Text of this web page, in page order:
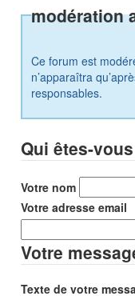
modération
Ce forum est
n’apparaîtra
responsables.
Qui êtes-
Votre nom
Votre adresse email
Votre
Texte de votre